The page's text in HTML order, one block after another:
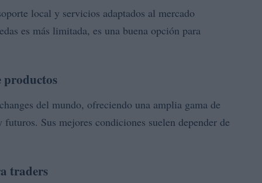
local y servicios adaptados al mercado
es más limitada, es una buena opción para
productos
del mundo, ofreciendo una amplia gama de
Sus mejores condiciones suelen depender de
traders